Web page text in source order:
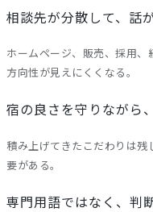
相談先が分散して、話
ホームページ、販売、採用
方向性が見えにくくなる。
宿の良さを守りながら
積み上げてきたこだわりは
要がある。
専門用語ではなく、判